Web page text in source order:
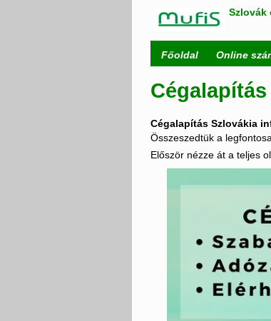
Szlovák
Főoldal Online
Cégalapítás Szlovákia
Összeszedtük a
Először nézze át a teljes